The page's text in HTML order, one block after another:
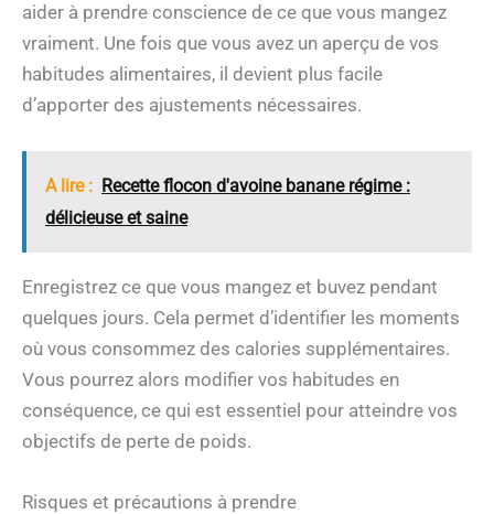
aider à prendre conscience de ce que vous mangez
vraiment. Une fois que vous avez un aperçu de vos
habitudes alimentaires, il devient plus facile
d’apporter des ajustements nécessaires.
A lire : Recette flocon d'avoine banane régime :
délicieuse et saine
Enregistrez ce que vous mangez et buvez pendant
quelques jours. Cela permet d’identifier les moments
où vous consommez des calories supplémentaires.
Vous pourrez alors modifier vos habitudes en
conséquence, ce qui est essentiel pour atteindre vos
objectifs de perte de poids.
Risques et précautions à prendre